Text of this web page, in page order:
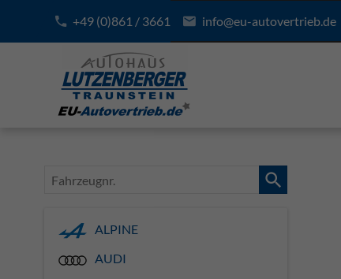
+49 (0)861 / 3661 info@eu-autovertrieb.de
Fahrzeugnr.
ALPINE
AUDI